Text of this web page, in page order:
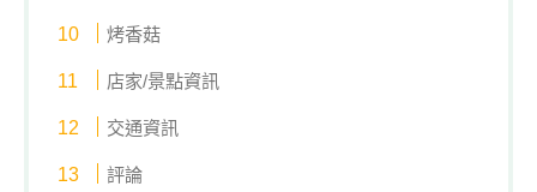
烤香菇
店家/景點資訊
交通資訊
評論